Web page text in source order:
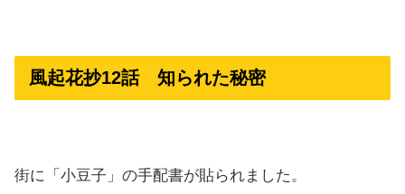
風起花抄12話 知られた秘密
街に「小豆子」の手配書が貼られました。